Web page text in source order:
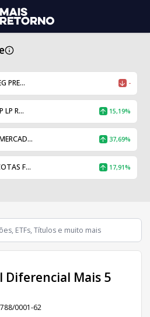
PRE... -
LP R... 15,19%
37,69%
F... 17,91%
Diferencial Mais 5
0001-62